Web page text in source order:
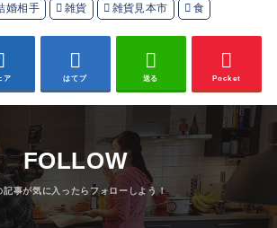
婚相手 雑貨 雑貨見本市 食
ア はてブ 送る Pocket
FOLLOW